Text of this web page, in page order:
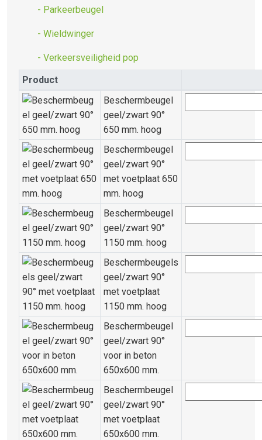
- Parkeerbeugel
- Wieldwinger
- Verkeersveiligheid pop
Product
Beschermbeugel
geel/zwart 90°
650 mm. hoog
Beschermbeugel
geel/zwart 90°
met voetplaat 650
mm. hoog
Beschermbeugel
geel/zwart 90°
1150 mm. hoog
Beschermbeugels
geel/zwart 90°
met voetplaat
1150 mm. hoog
Beschermbeugel
geel/zwart 90°
voor in beton
650x600 mm.
Beschermbeugel
geel/zwart 90°
met voetplaat
650x600 mm.